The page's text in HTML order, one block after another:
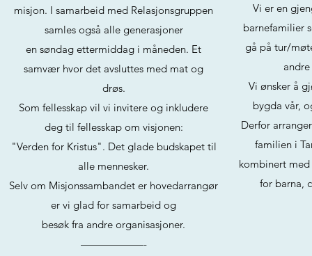
misjon. I samarbeid med Relasjonsgruppen
samles også alle generasjoner
en søndag ettermiddag i måneden. Et
samvær hvor det avsluttes med mat og
drøs.
Som fellesskap vil vi invitere og inkludere
deg til fellesskap om visjonen:
"Verden for Kristus". Det glade budskapet til
alle mennesker.
Selv om Misjonssambandet er hovedarrangør
er vi glad for samarbeid og
besøk fra andre organisasjoner.
——————-
Vi er en
barnefamilier
gå på tur/
Vi ønsker å
bygda vår,
Derfor
familien i
kombinert
for barna,